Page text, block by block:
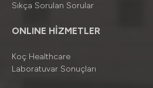
Sıkça Sorulan Sorular
ONLINE HİZMETLER
Koç Healthcare
Laboratuvar Sonuçları